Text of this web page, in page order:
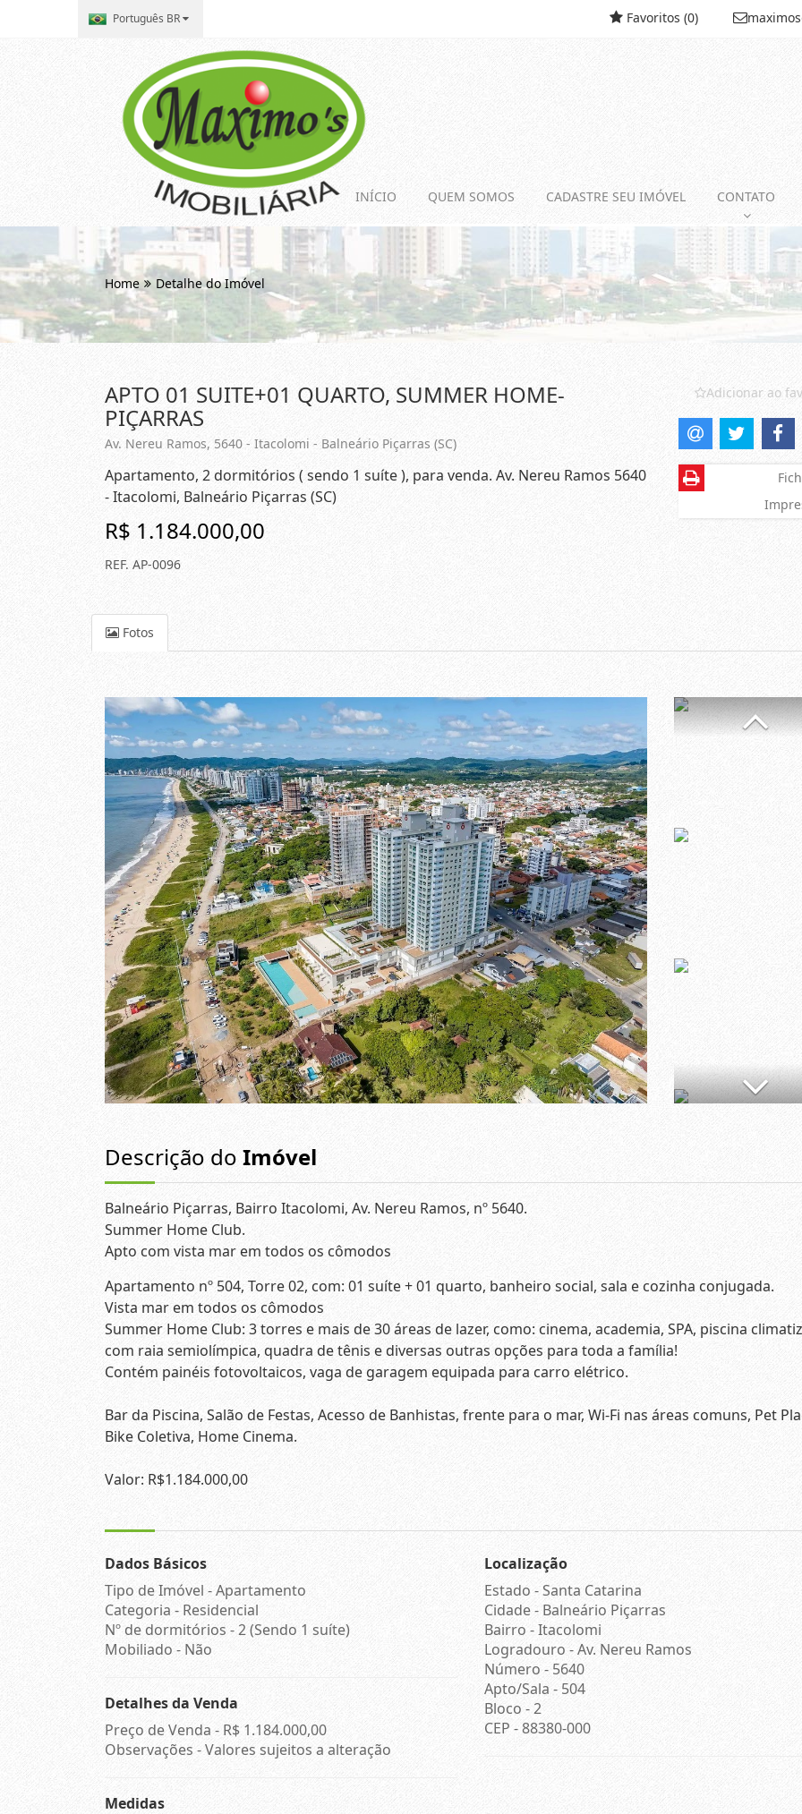
Português BR Favoritos (0)
INÍCIO QUEM SOMOS CADASTRE SEU IMÓVEL CONTATO
Home Detalhe do Imóvel
APTO 01 SUITE+01 QUARTO, SUMMER HOME-
PIÇARRAS
Av. Nereu Ramos, 5640 - Itacolomi - Balneário Piçarras (SC)
Apartamento, 2 dormitórios ( sendo 1 suíte ), para venda. Av. Nereu Ramos 5640
- Itacolomi, Balneário Piçarras (SC)
R$ 1.184.000,00
REF. AP-0096
Adicionar ao
Fotos
Descrição do Imóvel
Balneário Piçarras, Bairro Itacolomi, Av. Nereu Ramos, nº 5640.
Summer Home Club.
Apto com vista mar em todos os cômodos
Apartamento nº 504, Torre 02, com: 01 suíte + 01 quarto, banheiro social, sala e cozinha conjugada.
Vista mar em todos os cômodos
Summer Home Club: 3 torres e mais de 30 áreas de lazer, como: cinema, academia, SPA, piscina
com raia semiolímpica, quadra de tênis e diversas outras opções para toda a família!
Contém painéis fotovoltaicos, vaga de garagem equipada para carro elétrico.
Bar da Piscina, Salão de Festas, Acesso de Banhistas, frente para o mar, Wi-Fi nas áreas comuns, Pet
Bike Coletiva, Home Cinema.
Valor: R$1.184.000,00
Dados Básicos
Tipo de Imóvel - Apartamento
Categoria - Residencial
Nº de dormitórios - 2 (Sendo 1 suíte)
Mobiliado - Não
Detalhes da Venda
Preço de Venda -R$ 1.184.000,00
Observações - Valores sujeitos a alteração
Medidas
Localização
Estado -Santa Catarina
Cidade - Balneário Piçarras
Bairro -Itacolomi
Logradouro -Av. Nereu Ramos
Número - 5640
Apto/Sala - 504
Bloco -2
CEP -88380-000